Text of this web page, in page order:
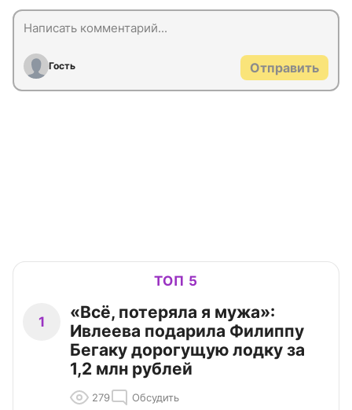
Гость Отправить
ТОП 5
1
«Всё, потеряла я мужа»:
Ивлеева подарила Филиппу
Бегаку дорогущую лодку за
1,2 млн рублей
279 Обсудить